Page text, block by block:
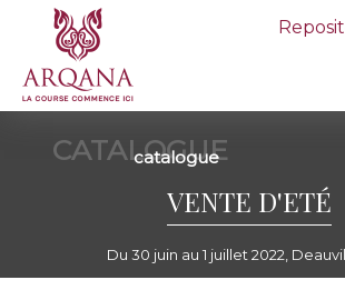
CATALOGUE
catalogue
VENTE D'ETÉ
Du 30 juin au 1 juillet 2022,